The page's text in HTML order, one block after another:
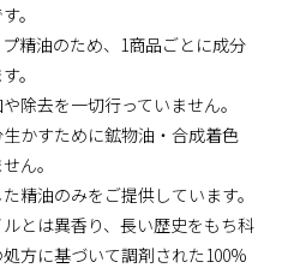
。
精油のため、1商品ごとに成分
。
除去を一切行っていません。
かすために鉱物油・合成着色
ん。
精油のみをご提供しています。
とは異香り、長い歴史をもち科
方に基づいて調剤された100%